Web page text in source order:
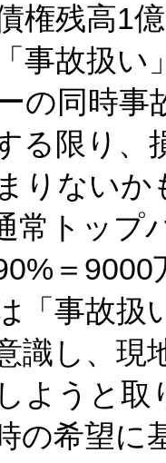
権残高1
事故扱い
の同時事
る限り
りないか
常トップ
＝
「事故扱
識し、現
ようと
の希望